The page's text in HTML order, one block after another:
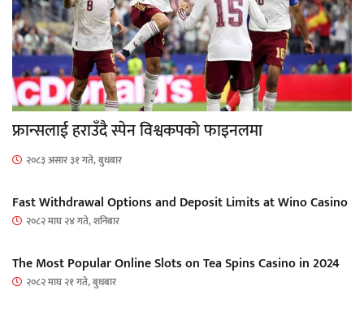
फ्रान्सलाई हराउँदै स्पेन विश्वकपको फाइनलमा
२०८३ असार ३१ गते, बुधबार
Fast Withdrawal Options and Deposit Limits at Wino Casino
२०८२ माघ २४ गते, शनिबार
The Most Popular Online Slots on Tea Spins Casino in 2024
२०८२ माघ २१ गते, बुधबार